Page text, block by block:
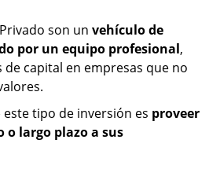
son un vehículo de
por un equipo profesional,
capital en empresas que no
tipo de inversión es proveer
largo plazo a sus